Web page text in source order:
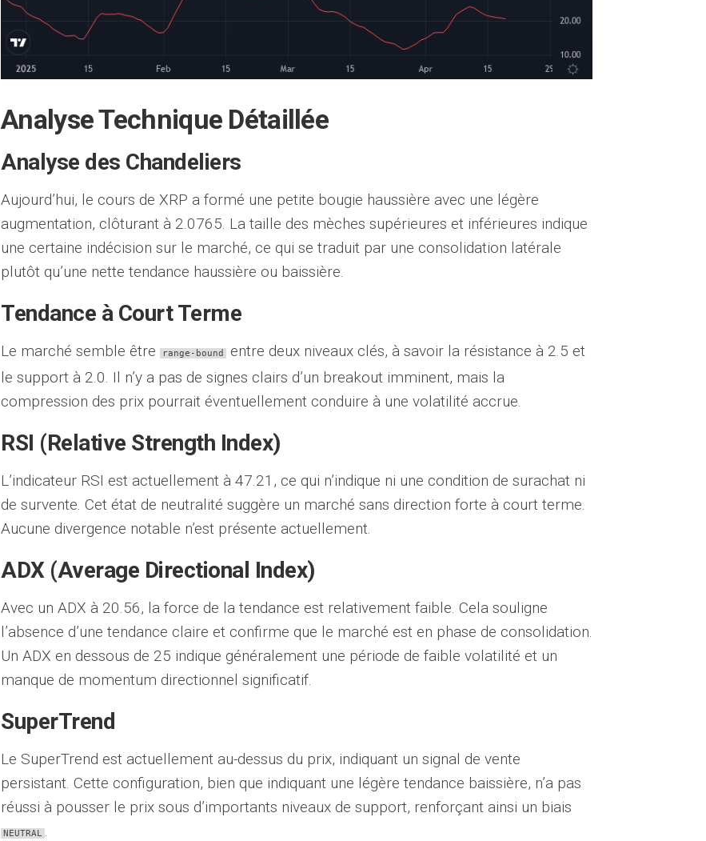
Analyse Technique Détaillée
Analyse des Chandeliers
Aujourd’hui, le cours de XRP a formé une petite bougie haussière avec une légère
augmentation, clôturant à 2.0765. La taille des mèches supérieures et inférieures indique
une certaine indécision sur le marché, ce qui se traduit par une consolidation latérale
plutôt qu’une nette tendance haussière ou baissière.
Tendance à Court Terme
Le marché semble être range-bound
entre deux niveaux clés, à savoir la résistance à 2.5 et
le support à 2.0. Il n’y a pas de signes clairs d’un breakout imminent, mais la
compression des prix pourrait éventuellement conduire à une volatilité accrue.
RSI (Relative Strength Index)
L’indicateur RSI est actuellement à 47.21, ce qui n’indique ni une condition de surachat ni
de survente. Cet état de neutralité suggère un marché sans direction forte à court terme.
Aucune divergence notable n’est présente actuellement.
ADX (Average Directional Index)
Avec un ADX à 20.56, la force de la tendance est relativement faible. Cela souligne
l’absence d’une tendance claire et confirme que le marché est en phase de consolidation.
Un ADX en dessous de 25 indique généralement une période de faible volatilité et un
manque de momentum directionnel significatif.
SuperTrend
Le SuperTrend est actuellement au-dessus du prix, indiquant un signal de vente
persistant. Cette configuration, bien que indiquant une légère tendance baissière, n’a pas
réussi à pousser le prix sous d’importants niveaux de support, renforçant ainsi un biais
NEUTRAL .